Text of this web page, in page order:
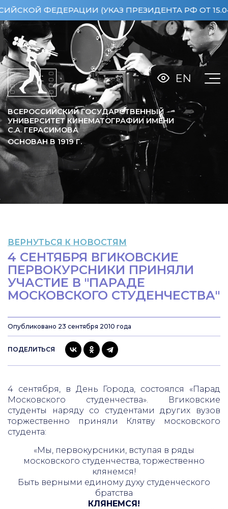
ФЕДЕРАЦИИ (УКАЗ ПРЕЗИДЕНТА РФ ОТ
ВСЕРОССИЙСКИЙ ГОСУДАРСТВЕННЫЙ
УНИВЕРСИТЕТ КИНЕМАТОГРАФИИ ИМЕНИ
С.А. ГЕРАСИМОВА
ОСНОВАН В 1919Г.
EN
ВЕРНУТЬСЯ К НОВОСТЯМ
4 CЕНТЯБРЯ ВГИКОВСКИЕ
ПЕРВОКУРСНИКИ ПРИНЯЛИ
УЧАСТИЕ В "ПАРАДЕ
МОСКОВСКОГО СТУДЕНЧЕСТВА"
Опубликовано 23 сентября 2010 года
ПОДЕЛИТЬСЯ
4 сентября,в День Города, состоялся «Парад
Московского студенчества». Вгиковские
студенты наряду со студентами других вузов
торжественно приняли Клятву московского
студента:
«Мы, первокурсники, вступая в ряды
московского студенчества, торжественно
клянемся!
Быть верными единому духу студенческого
братства
КЛЯНЕМСЯ!